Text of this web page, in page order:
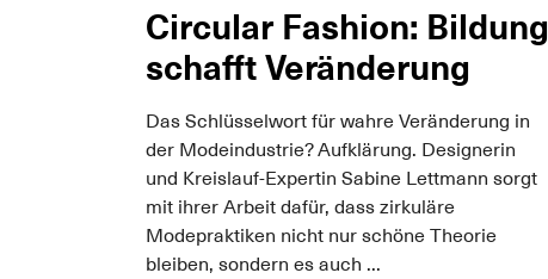
Circular Fashion: Bildung
schafft Veränderung
Das Schlüsselwort für wahre Veränderung in
der Modeindustrie? Aufklärung. Designerin
und Kreislauf-Expertin Sabine Lettmann sorgt
mit ihrer Arbeit dafür, dass zirkuläre
Modepraktiken nicht nur schöne Theorie
bleiben, sondern es auch ...